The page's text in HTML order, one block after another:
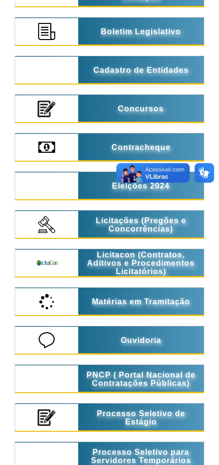
Boletim Legislativo
Cadastro de Entidades
Concursos
Contracheque
Eleições 2024
Licitações (Pregões e
Concorrências)
Licitacon (Contratos,
Aditivos e Procedimentos
Licitatórios)
Matérias em Tramitação
Ouvidoria
PNCP ( Portal Nacional de
Contratações Públicas)
Processo Seletivo de
Estágio
Processo Seletivo para
Servidores Temporários